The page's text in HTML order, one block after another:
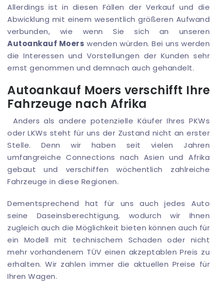
Allerdings ist in diesen Fällen der Verkauf und die
Abwicklung mit einem wesentlich größeren Aufwand
verbunden, wie wenn Sie sich an unseren
Autoankauf Moers wenden würden. Bei uns werden
die Interessen und Vorstellungen der Kunden sehr
ernst genommen und demnach auch gehandelt.
Autoankauf Moers verschifft Ihre
Fahrzeuge nach Afrika
Anders als andere potenzielle Käufer Ihres PKWs
oder LKWs steht für uns der Zustand nicht an erster
Stelle. Denn wir haben seit vielen Jahren
umfangreiche Connections nach Asien und Afrika
gebaut und verschiffen wöchentlich zahlreiche
Fahrzeuge in diese Regionen.
Dementsprechend hat für uns auch jedes Auto
seine Daseinsberechtigung, wodurch wir Ihnen
zugleich auch die Möglichkeit bieten können auch für
ein Modell mit technischem Schaden oder nicht
mehr vorhandenem TÜV einen akzeptablen Preis zu
erhalten. Wir zahlen immer die aktuellen Preise für
Ihren Wagen.